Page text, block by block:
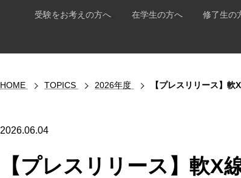
受験をお考えの方へ 在学生の方へ 修了生の
HOME TOPICS 2026年度 【プレスリリース】軟
2026.06.04
【プレスリリース】軟X